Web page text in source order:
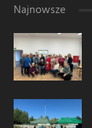
Najnowsze